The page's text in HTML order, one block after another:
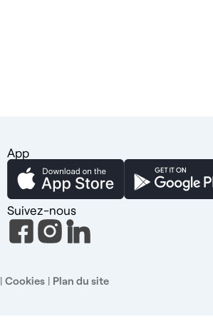
App
Suivez-nous
| Cookies | Plan du site